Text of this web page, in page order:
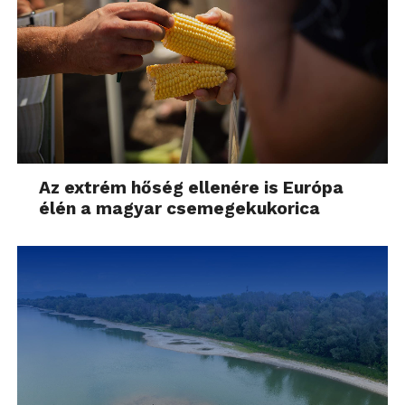
kulcsfontosságú”
– mondja Petschick.
Példaként szolgál erre a Continental partnereivel
folytatott közös törekvése is, miszerint
újrahasznosított PET-palackokból kiváló minőségű
poliészter fonalat állítson elő abroncsaihoz. A PET-
palackok gyakran végzik hulladékégetőkben vagy
lehetővé teszi, hogy a gumiabroncs méretétől
függően kilenc-tizenöt műanyag palackot
hasznosítsanak újra abroncsonként. Az
újrahasznosított PET már felváltotta a hagyományos
poliésztert egyes gumiabroncsok szövetvázának
Az extrém hőség ellenére is Európa
élén a magyar csemegekukorica